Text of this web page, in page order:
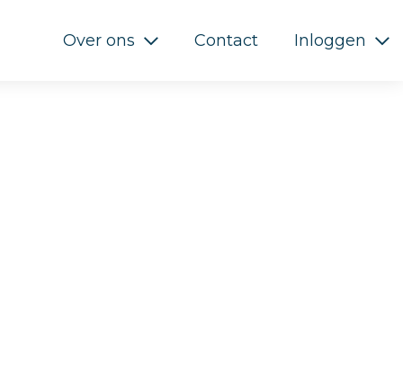
Over ons Contact Inloggen